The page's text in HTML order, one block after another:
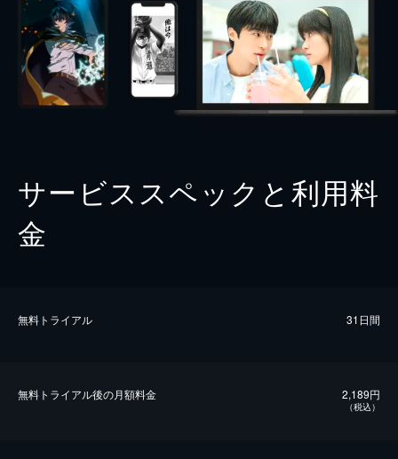
サービススペックと利用料
金
無料トライアル 31日間
無料トライアル後の⽉額料金 2,189円
（税込）